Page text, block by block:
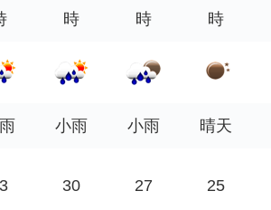
時
時
時
小雨 小雨 晴天
30 27 25